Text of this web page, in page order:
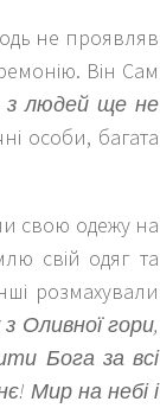
не проявляв
Він Сам
з людей ще не
особи, багата
свою одежу на
свій одяг та
розмахували
Оливної гори,
Бога за всі
Мир на небі і